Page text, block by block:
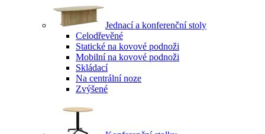
Jednací a konferenční stoly
Celodřevěné
Statické na kovové podnoži
Mobilní na kovové podnoži
Skládací
Na centrální noze
Zvýšené